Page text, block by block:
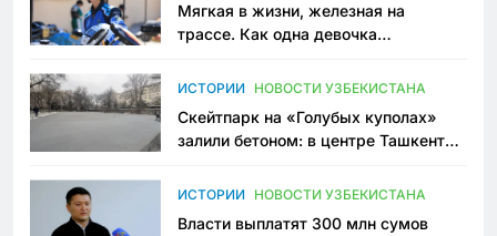
Мягкая в жизни, железная на
трассе. Как одна девочка
Узбекистане
ИСТОРИИ НОВОСТИ УЗБЕКИСТАНА
Скейтпарк на «Голубых куполах»
залили бетоном: в центре Ташкента
пространство
ИСТОРИИ НОВОСТИ УЗБЕКИСТАНА
Власти выплатят 300 млн сумов